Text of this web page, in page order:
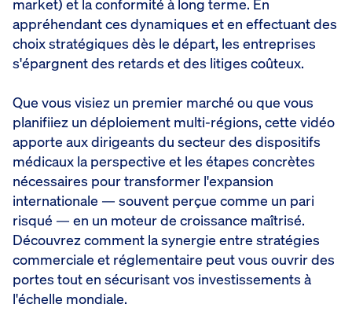
market) et la conformité à long terme. En
appréhendant ces dynamiques et en effectuant des
choix stratégiques dès le départ, les entreprises
s'épargnent des retards et des litiges coûteux.
Que vous visiez un premier marché ou que vous
planifiiez un déploiement multi-régions, cette vidéo
apporte aux dirigeants du secteur des dispositifs
médicaux la perspective et les étapes concrètes
nécessaires pour transformer l'expansion
internationale — souvent perçue comme un pari
risqué — en un moteur de croissance maîtrisé.
Découvrez comment la synergie entre stratégies
commerciale et réglementaire peut vous ouvrir des
portes tout en sécurisant vos investissements à
l'échelle mondiale.